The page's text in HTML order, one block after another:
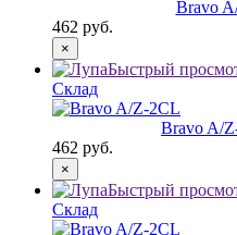
Bravo
462 руб.
×
Быстрый
Склад
Bravo A/
462 руб.
×
Быстрый
Склад